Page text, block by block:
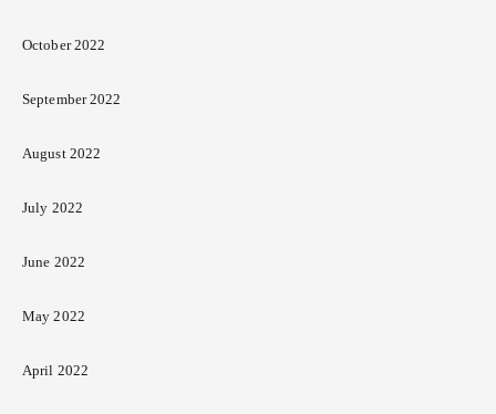
October 2022
September 2022
August 2022
July 2022
June 2022
May 2022
April 2022